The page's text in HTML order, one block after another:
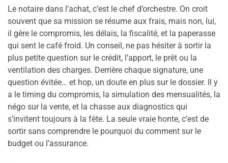
Le notaire dans l’achat, c’est le chef d’orchestre. On croit
souvent que sa mission se résume aux frais, mais non, lui,
il gère le compromis, les délais, la fiscalité, et la paperasse
qui sent le café froid. Un conseil, ne pas hésiter à sortir la
plus petite question sur le crédit, l’apport, le prêt ou la
ventilation des charges. Derrière chaque signature, une
question évitée… et hop, un doute en plus sur le dossier. Il y
a le timing du compromis, la simulation des mensualités, la
négo sur la vente, et la chasse aux diagnostics qui
s’invitent toujours à la fête. La seule vraie honte, c’est de
sortir sans comprendre le pourquoi du comment sur le
budget ou l’assurance.